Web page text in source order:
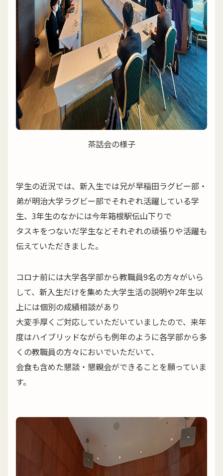
茶話会の様子
学生の近況では、新入生では兄が早稲田ラグビー部・
弟が明治大学ラグビー部でそれぞれ活躍している学
生、3年生のなかには今年箱根駅伝山下りで
タスキをつないだ学生などそれぞれの頑張りや活躍も
伝えていただきました。
コロナ前には大学各学部から教職員9名の方々がいら
して、新入生だけを集めた大学生活の説明や2年生以
上には個別の成績相談があり
大変手厚くご対応していただいていましたので、来年
度はハイブリッドながらも例年のように各学部から多
くの教職員の方々においでいただいて、
会食も含めた懇談・懇親会ができることを願っていま
す。